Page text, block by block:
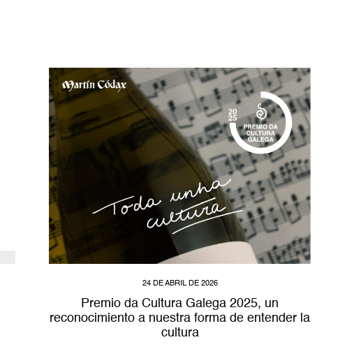
24 DE ABRIL DE 2026
Premio da Cultura Galega 2025, un
reconocimiento a nuestra forma de entender la
cultura